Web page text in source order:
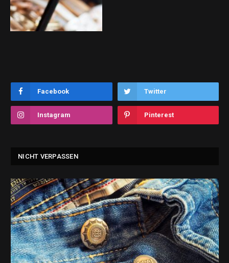
Facebook Twitter
Instagram Pinterest
NICHT VERPASSEN